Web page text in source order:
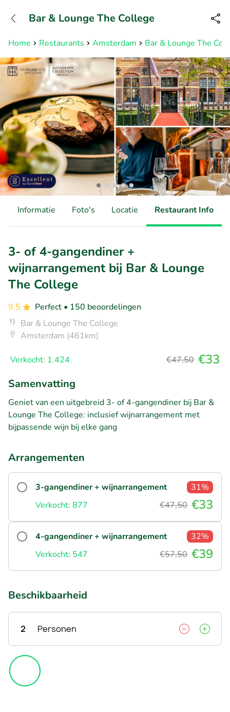
Bereikbaar tot 23:00 uur
Home Restaurants Amsterdam Bar & Lounge The
Bar & Lounge The College
Informatie Foto's Locatie Restaurant Info
3- of 4-gangendiner +
wijnarrangement bij Bar & Lounge
The College
9.5 Perfect • 150 beoordelingen
Bar & Lounge The College
Amsterdam (461km)
Verkocht: 1.424 €47,50 €33
Samenvatting
Geniet van een uitgebreid 3- of 4-gangendiner bij Bar &
Lounge The College: inclusief wijnarrangement met
bijpassende wijn bij elke gang
Arrangementen
3-gangendiner + wijnarrangement
31%
Verkocht: 877
€47,50 €33
4-gangendiner + wijnarrangement
32%
Verkocht: 547
€57,50 €39
Beschikbaarheid
2 Personen